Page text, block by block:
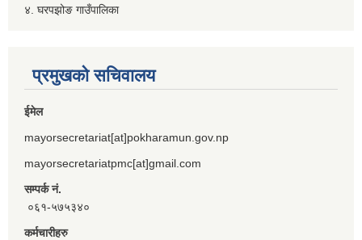
४. घरपझोङ गाउँपालिका
प्रमुखको सचिवालय
ईमेल
mayorsecretariat[at]pokharamun.gov.np
mayorsecretariatpmc[at]gmail.com
सम्पर्क नं.
०६१-५७५३४०
कर्मचारीहरु